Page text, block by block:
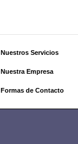
Nuestros Servicios
Nuestra Empresa
Formas de Contacto